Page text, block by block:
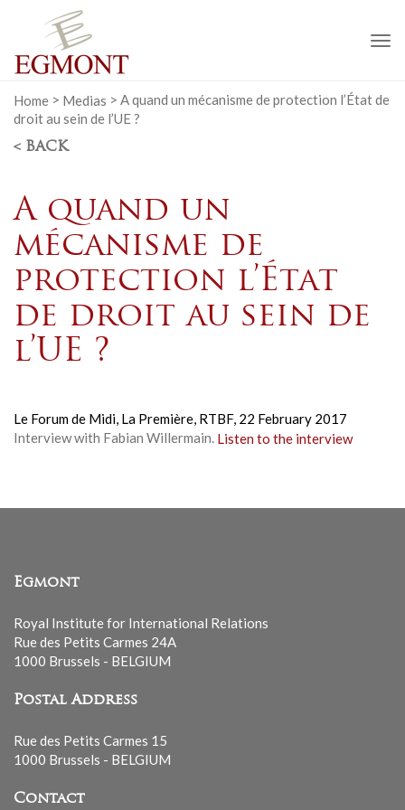
Home > Medias > A quand un mécanisme de protection l’État de
droit au sein de l’UE ?
< BACK
A quand un
mécanisme de
protection l’État
de droit au sein de
l’UE ?
Le Forum de Midi, La Première, RTBF, 22 February 2017
Interview with Fabian Willermain. Listen to the interview
Egmont
Royal Institute for International Relations
Rue des Petits Carmes 24A
1000 Brussels - BELGIUM
Postal Address
Rue des Petits Carmes 15
1000 Brussels - BELGIUM
Contact